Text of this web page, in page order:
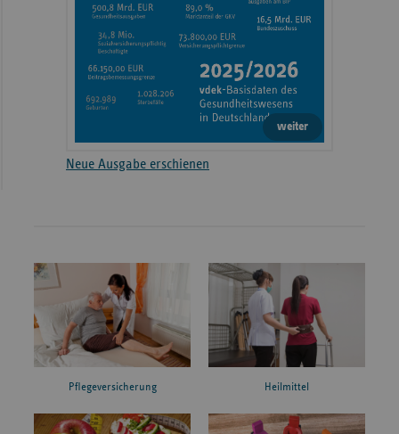
weiter
Neue Ausgabe erschienen
Pflegeversicherung Heilmittel